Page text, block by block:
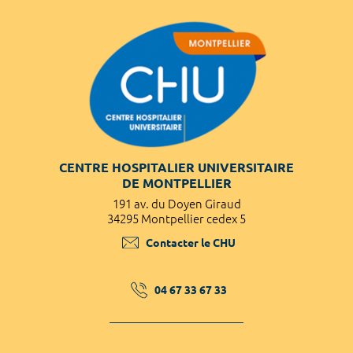
CENTRE HOSPITALIER UNIVERSITAIRE
DE MONTPELLIER
191 av. du Doyen Giraud
34295 Montpellier cedex 5
Contacter le CHU
04 67 33 67 33